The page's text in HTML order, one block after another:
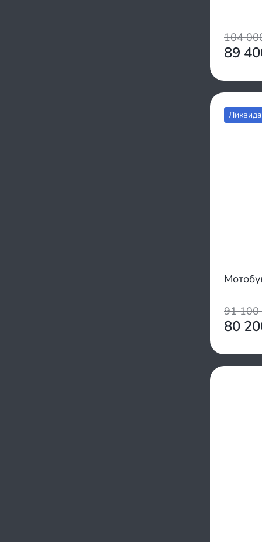
104
89
91 100
80